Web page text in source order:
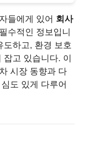
들에게 있어 회사
수적인 정보입니
도하고, 환경 보호
고 있습니다. 이
시장 동향과 다
도 있게 다루어